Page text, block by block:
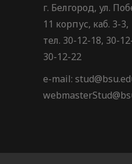
г. Белгород, ул.
11 корпус, каб. 3-3,
тел. 30-12-18, 30-
30-12-22
e-mail: